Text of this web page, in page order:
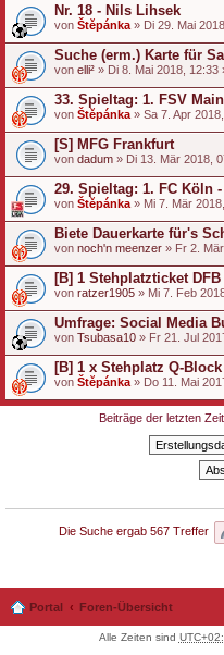
Nr. 18 - Nils Lihsek
von Štěpánka » Di 29. Mai
Suche (erm.) Karte für
von elli² » Di 8. Mai 2018, 12:33
33. Spieltag: 1. FSV
von Štěpánka » Sa 7. Apr
[S] MFG Frankfurt
von dadum » Di 13. Mär 2018,
29. Spieltag: 1. FC Köln
von Štěpánka » Mi 7. Mär
Biete Dauerkarte für's
von noch'n meenzer » Fr 2.
[B] 1 Stehplatzticket
von ratzer1905 » Mi 7. Feb
Umfrage: Social Media
von Tsubasa10 » Fr 21. Jul
[B] 1 x Stehplatz Q-
von Štěpánka » Do 11. Mai
Beiträge der letzten
Die Suche ergab 567 Treffer
Portal Foren-Übersicht
Alle Zeiten sind